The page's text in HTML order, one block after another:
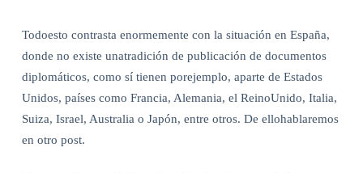
Todoesto contrasta enormemente con la situación en España,
donde no existe unatradición de publicación de documentos
diplomáticos, como sí tienen porejemplo, aparte de Estados
Unidos, países como Francia, Alemania, el ReinoUnido, Italia,
Suiza, Israel, Australia o Japón, entre otros. De ellohablaremos
en otro post.